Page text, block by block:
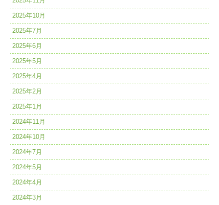
2025年10月
2025年7月
2025年6月
2025年5月
2025年4月
2025年2月
2025年1月
2024年11月
2024年10月
2024年7月
2024年5月
2024年4月
2024年3月